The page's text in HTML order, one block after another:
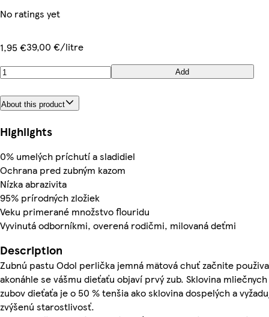
No ratings yet
1,95 €39,00 €/litre
Add
About this product
Highlights
0% umelých príchutí a sladidiel
Ochrana pred zubným kazom
Nízka abrazivita
95% prírodných zložiek
Veku primerané množstvo flouridu
Vyvinutá odborníkmi, overená rodičmi, milovaná deťmi
Description
Zubnú pastu Odol perlička jemná mätová chuť začnite
akonáhle se vášmu dieťaťu objaví prvý zub. Sklovina mliečnych
zubov dieťaťa je o 50 % tenšia ako sklovina dospelých a
zvýšenú starostlivosť.